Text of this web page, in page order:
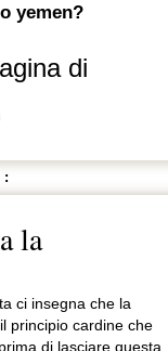
yemen?
di
:
la
ci insegna che la
principio cardine che
di lasciare questa